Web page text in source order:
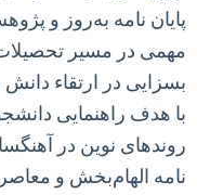
پایان نامه به‌روز و
مهمی در مسیر
بسزایی در ارتقاء
با هدف راهنمایی
نامه الهام‌بخش و